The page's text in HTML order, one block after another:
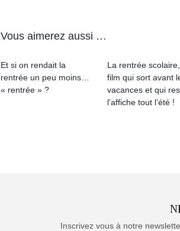
Vous aimerez aussi …
Et si on rendait la
rentrée un peu moins…
« rentrée » ?
La rentrée
film qui sort avant
vacances et qui
l’affiche tout l’été !
Inscrivez vous à notre